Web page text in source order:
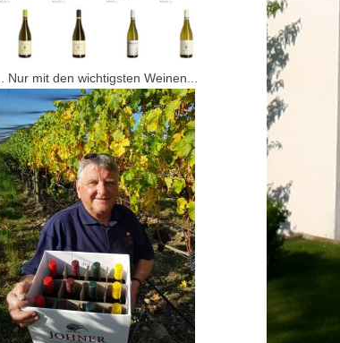
... Nur mit den wichtigsten Weinen...